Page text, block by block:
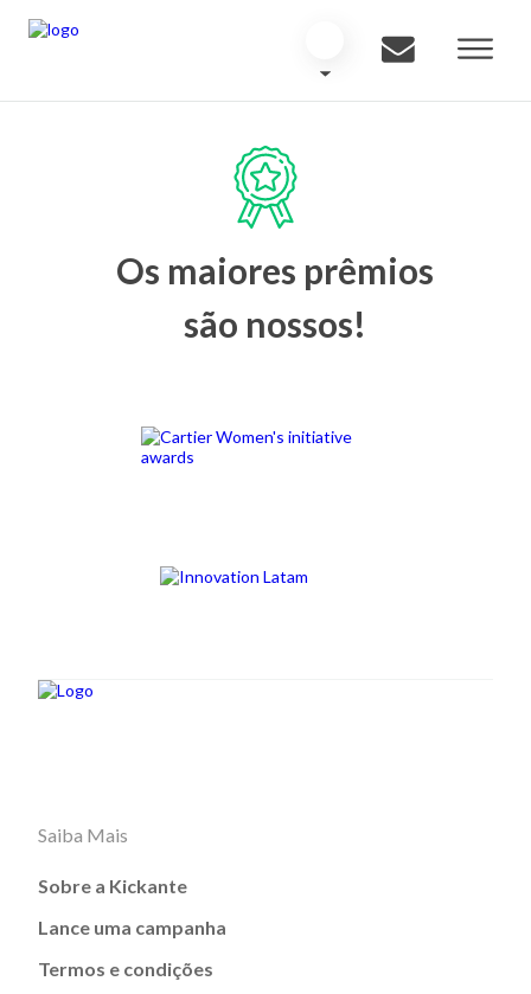
Os maiores prêmios
são nossos!
Saiba Mais
Sobre a Kickante
Lance uma campanha
Termos e condições